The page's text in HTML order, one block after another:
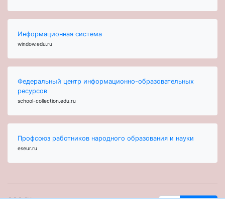
Информационная система
window.edu.ru
Федеральный центр информационно-образовательных
ресурсов
school-collection.edu.ru
Профсоюз работников народного образования и науки
eseur.ru